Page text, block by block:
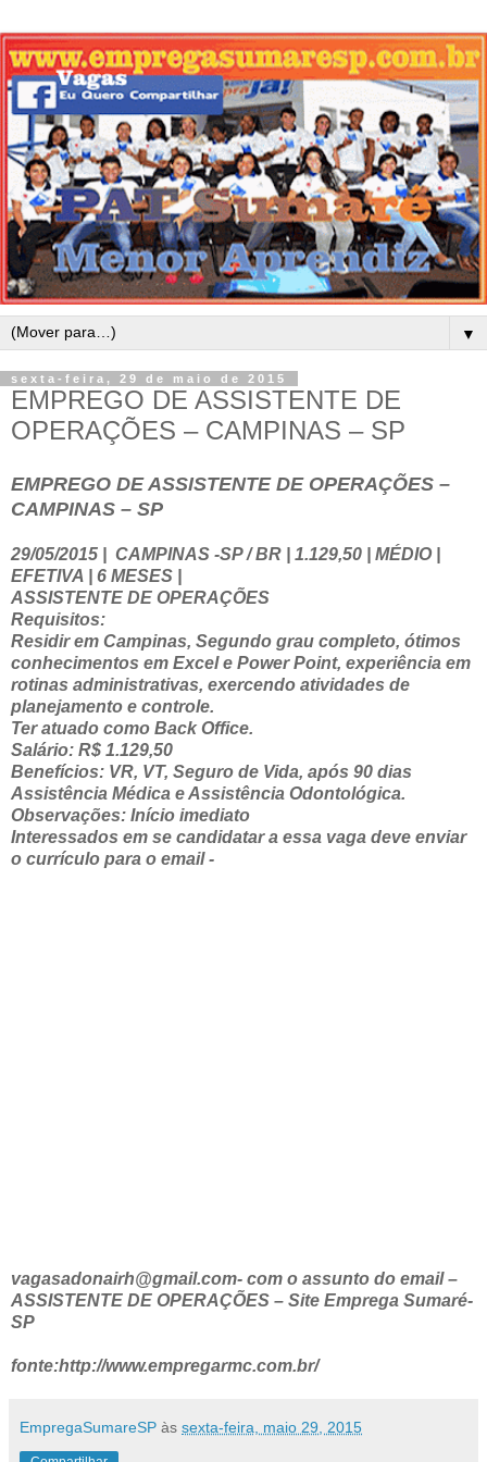
▼
sexta-feira, 29 de maio de 2015
EMPREGO DE ASSISTENTE DE
OPERAÇÕES – CAMPINAS – SP
EMPREGO DE ASSISTENTE DE OPERAÇÕES –
CAMPINAS – SP
29/05/2015
CAMPINAS -SP / BR | 1.129,50 | MÉDIO |
EFETIVA | 6 MESES |
ASSISTENTE DE OPERAÇÕES
Requisitos:
Residir em Campinas, Segundo grau completo, ótimos
conhecimentos em Excel e Power Point, experiência em
rotinas administrativas, exercendo atividades de
planejamento e controle.
Ter atuado como Back Office.
Salário: R$ 1.129,50
Benefícios: VR, VT, Seguro de Vida, após 90 dias
Assistência Médica e Assistência Odontológica.
Observações: Início imediato
Interessados em se candidatar a essa vaga deve enviar
o currículo para o email -
vagasadonairh@gmail.com- com o assunto do email –
ASSISTENTE DE OPERAÇÕES – Site Emprega Sumaré-
SP
fonte:http://www.empregarmc.com.br/
EmpregaSumareSP às sexta-feira, maio 29, 2015